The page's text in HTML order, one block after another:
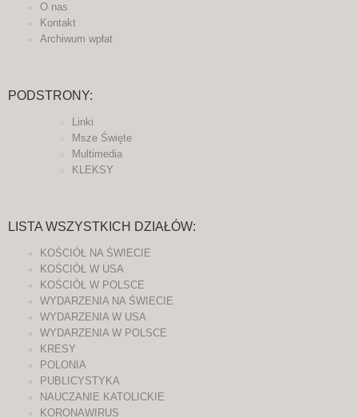
O nas
Kontakt
Archiwum wpłat
PODSTRONY:
Linki
Msze Święte
Multimedia
KLEKSY
LISTA WSZYSTKICH DZIAŁÓW:
KOŚCIÓŁ NA ŚWIECIE
KOŚCIÓŁ W USA
KOŚCIÓŁ W POLSCE
WYDARZENIA NA ŚWIECIE
WYDARZENIA W USA
WYDARZENIA W POLSCE
KRESY
POLONIA
PUBLICYSTYKA
NAUCZANIE KATOLICKIE
KORONAWIRUS